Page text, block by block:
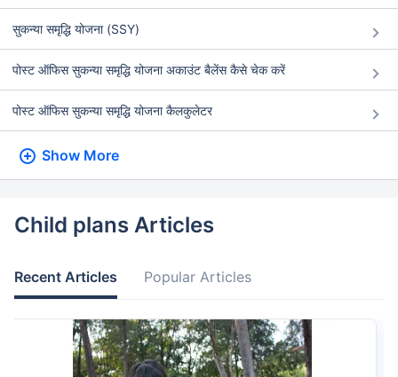
सुकन्या समृद्धि योजना (SSY)
पोस्ट ऑफिस सुकन्या समृद्धि योजना अकाउंट बैलेंस कैसे चेक करें
पोस्ट ऑफिस सुकन्या समृद्धि योजना कैलकुलेटर
Show More
Child plans Articles
Recent Articles Popular Articles